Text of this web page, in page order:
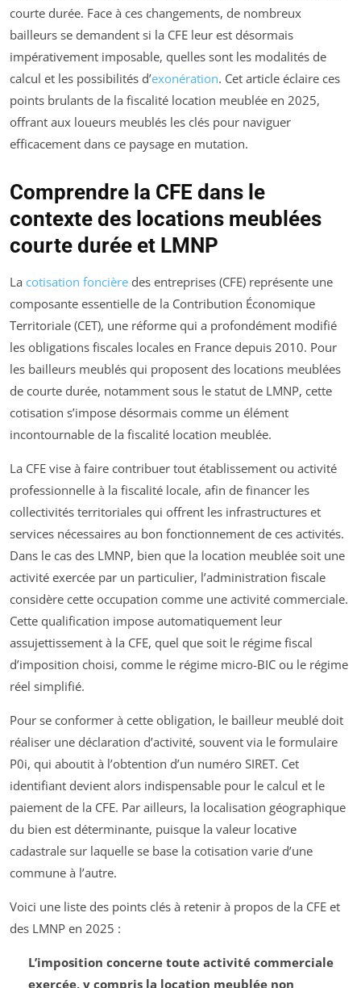
courte durée. Face à ces changements, de nombreux
bailleurs se demandent si la CFE leur est désormais
impérativement imposable, quelles sont les modalités de
calcul et les possibilités d’exonération. Cet article éclaire ces
points brulants de la fiscalité location meublée en 2025,
offrant aux loueurs meublés les clés pour naviguer
efficacement dans ce paysage en mutation.
Comprendre la CFE dans le
contexte des locations meublées
courte durée et LMNP
La cotisation foncière des entreprises (CFE) représente une
composante essentielle de la Contribution Économique
Territoriale (CET), une réforme qui a profondément modifié
les obligations fiscales locales en France depuis 2010. Pour
les bailleurs meublés qui proposent des locations meublées
de courte durée, notamment sous le statut de LMNP, cette
cotisation s’impose désormais comme un élément
incontournable de la fiscalité location meublée.
La CFE vise à faire contribuer tout établissement ou activité
professionnelle à la fiscalité locale, afin de financer les
collectivités territoriales qui offrent les infrastructures et
services nécessaires au bon fonctionnement de ces activités.
Dans le cas des LMNP, bien que la location meublée soit une
activité exercée par un particulier, l’administration fiscale
considère cette occupation comme une activité commerciale.
Cette qualification impose automatiquement leur
assujettissement à la CFE, quel que soit le régime fiscal
d’imposition choisi, comme le régime micro-BIC ou le régime
réel simplifié.
Pour se conformer à cette obligation, le bailleur meublé doit
réaliser une déclaration d’activité, souvent via le formulaire
P0i, qui aboutit à l’obtention d’un numéro SIRET. Cet
identifiant devient alors indispensable pour le calcul et le
paiement de la CFE. Par ailleurs, la localisation géographique
du bien est déterminante, puisque la valeur locative
cadastrale sur laquelle se base la cotisation varie d’une
commune à l’autre.
Voici une liste des points clés à retenir à propos de la CFE et
des LMNP en 2025 :
L’imposition concerne toute activité commerciale
exercée, y compris la location meublée non